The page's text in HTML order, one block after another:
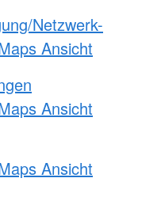
Netzwerk-
Ansicht
Ansicht
Ansicht